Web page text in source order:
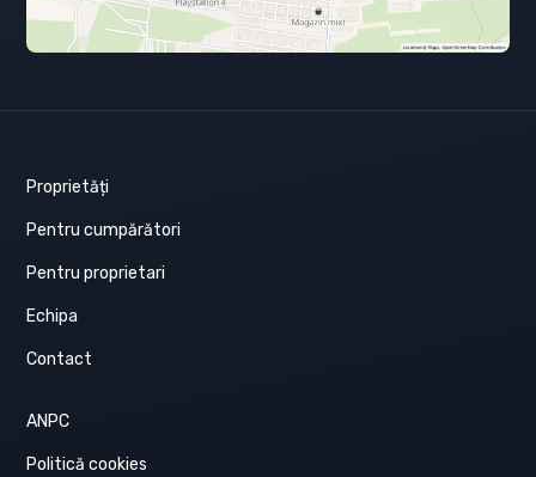
Proprietăți
Pentru cumpărători
Pentru proprietari
Echipa
Contact
ANPC
Politică cookies